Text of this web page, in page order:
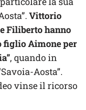
Vittorio
Filiberto hanno
figlio Aimone per
, quando in
Aosta”.
vinse il ricorso